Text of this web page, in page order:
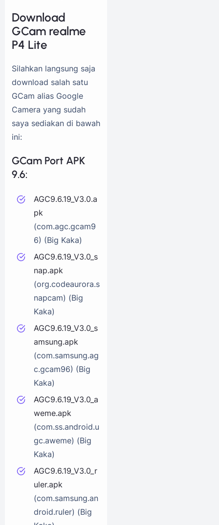
Download
GCam realme
P4 Lite
Silahkan langsung saja
download salah satu
GCam alias Google
Camera yang sudah
saya sediakan di bawah
ini:
GCam Port APK
9.6:
AGC9.6.19_V3.0.a
pk
(com.agc.gcam9
6) (Big Kaka)
AGC9.6.19_V3.0_s
nap.apk
(org.codeaurora.s
napcam) (Big
Kaka)
AGC9.6.19_V3.0_s
amsung.apk
(com.samsung.ag
c.gcam96) (Big
Kaka)
AGC9.6.19_V3.0_a
weme.apk
(com.ss.android.u
gc.aweme) (Big
Kaka)
AGC9.6.19_V3.0_r
uler.apk
(com.samsung.an
droid.ruler) (Big